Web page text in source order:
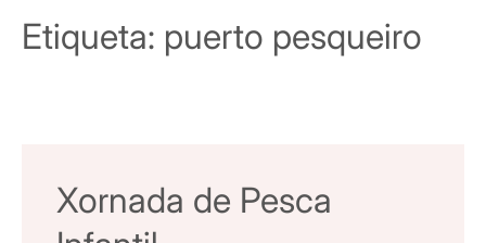
Etiqueta: puerto pesqueiro
Xornada de Pesca